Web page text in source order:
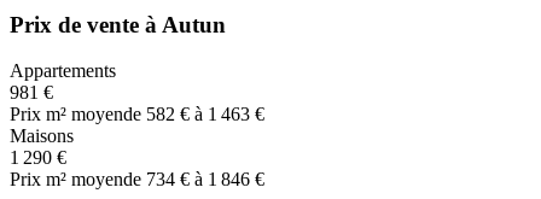
Prix de vente à Autun
Appartements
981 €
Prix m² moyende 582 € à 1 463 €
Maisons
1 290 €
Prix m² moyende 734 € à 1 846 €